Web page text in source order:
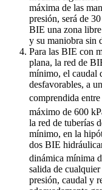
máxima de las
presión, será de
BIE una zona
y su maniobra sin
Para las BIE con
plana, la red de
mínimo, el caudal
desfavorables, a
comprendida
máximo de 600
la red de tuberías
mínimo, en la
dos BIE
dinámica mínima
salida de
presión, caudal y